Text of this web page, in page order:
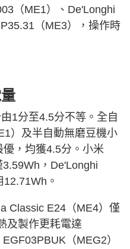
（ME1）、De'Longhi
（ME3），操作時
1分至4.5分不等。全自
）及半自動無磨豆機小
，均獲4.5分。小米
，De'Longhi
。
Classic E24（ME4）僅
及製作更耗電達
（MEG2）